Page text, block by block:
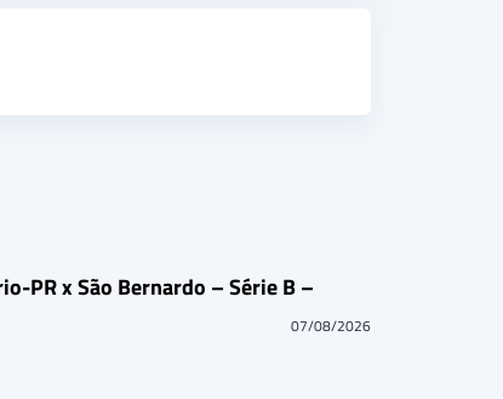
PR x São Bernardo – Série B –
07/08/2026